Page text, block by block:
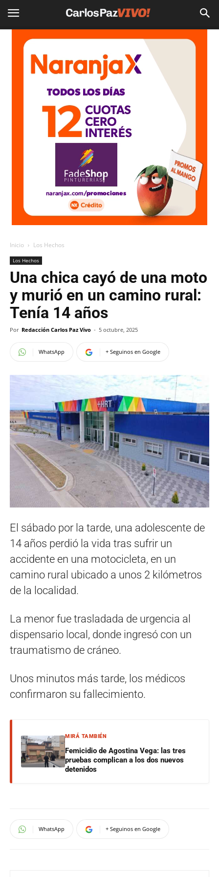
Inicio Los Hechos
Los Hechos
Una chica cayó de una moto
y murió en un camino rural:
Tenía 14 años
Por Redacción Carlos Paz Vivo - 5 octubre, 2025
WhatsApp + Seguinos en Google
El sábado por la tarde, una adolescente de
14 años perdió la vida tras sufrir un
accidente en una motocicleta, en un
camino rural ubicado a unos 2 kilómetros
de la localidad.
La menor fue trasladada de urgencia al
dispensario local, donde ingresó con un
traumatismo de cráneo.
Unos minutos más tarde, los médicos
confirmaron su fallecimiento.
MIRÁ TAMBIÉN
Femicidio de Agostina Vega: las tres
pruebas complican a los dos nuevos
detenidos
WhatsApp + Seguinos en Google